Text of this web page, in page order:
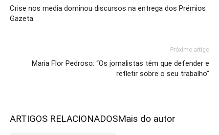
Crise nos media dominou discursos na entrega dos Prémios
Gazeta
Próximo artigo
Maria Flor Pedroso: “Os jornalistas têm que defender e
refletir sobre o seu trabalho”
ARTIGOS RELACIONADOSMais do autor